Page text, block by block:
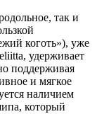
так и
коготь»), уже
удерживает
поддерживая
и мягкое
наличием
который